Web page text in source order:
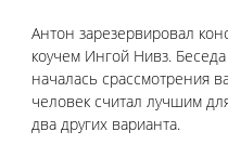
Антон зарезервировал
коучем Ингой Нивз.
началась срассмотрения
человек считал лучшим
два других варианта.